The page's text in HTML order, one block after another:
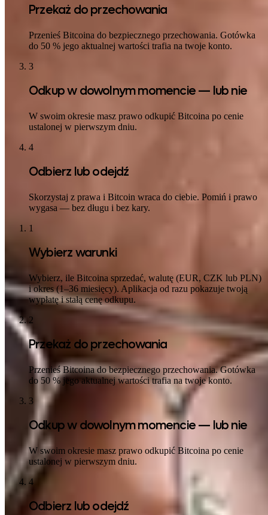
Przekaż do przechowania
Przenieś Bitcoina do bezpiecznego przechowania. Gotówka
do 50 % jego aktualnej wartości trafia na twoje konto.
3
Odkup w dowolnym momencie — lub nie
W swoim okresie masz prawo odkupić Bitcoina po cenie
ustalonej w pierwszym dniu.
4
Odbierz lub odejdź
Skorzystaj z prawa i Bitcoin wraca do ciebie. Pomiń i prawo
wygasa — bez długu i bez kary.
1
Wybierz warunki
Wybierz, ile Bitcoina sprzedać, walutę (EUR, CZK lub PLN)
i okres (1–36 miesięcy). Aplikacja od razu pokazuje twoją
wypłatę i stałą cenę odkupu.
2
Przekaż do przechowania
Przenieś Bitcoina do bezpiecznego przechowania. Gotówka
do 50 % jego aktualnej wartości trafia na twoje konto.
3
Odkup w dowolnym momencie — lub nie
W swoim okresie masz prawo odkupić Bitcoina po cenie
ustalonej w pierwszym dniu.
4
Odbierz lub odejdź